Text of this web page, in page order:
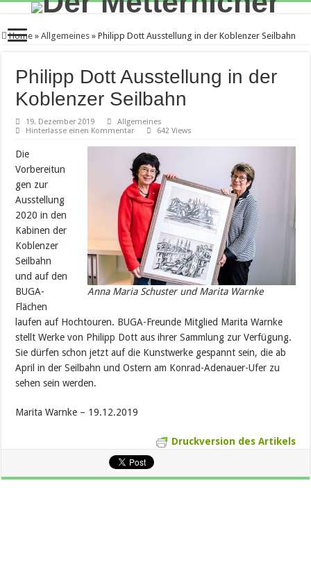
Home » Allgemeines » Philipp Dott Ausstellung in der Koblenzer Seilbahn
Philipp Dott Ausstellung in der
Koblenzer Seilbahn
19. Dezember 2019
Allgemeines
Hinterlasse einen Kommentar
642 Views
Anna Maria Schuster und Marita Warnke
Die
Vorbereitun
gen zur
Ausstellung
2020 in den
Kabinen der
Koblenzer
Seilbahn
und auf den
BUGA-
Flächen
laufen auf Hochtouren. BUGA-Freunde Mitglied Marita Warnke
stellt Werke von Philipp Dott aus ihrer Sammlung zur Verfügung.
Sie dürfen schon jetzt auf die Kunstwerke gespannt sein, die ab
April in der Seilbahn und Ostern am Konrad-Adenauer-Ufer zu
sehen sein werden.
Marita Warnke – 19.12.2019
Druckversion des Artikels